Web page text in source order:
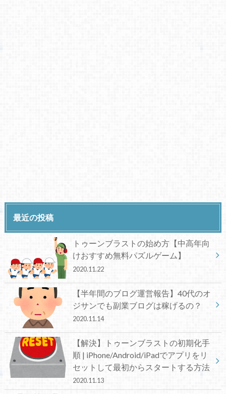
最近の投稿
トゥーンブラストの始め方【中高年向
けおすすめ無料パズルゲーム】
2020.11.22
【半年間のブログ運営報告】40代のオ
ジサンでも副業ブログは稼げるの？
2020.11.14
【解決】トゥーンブラストの初期化手
順 | iPhone/Android/iPadでアプリをリ
セットして最初からスタートする方法
2020.11.13